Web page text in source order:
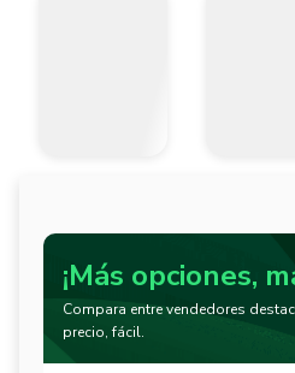
¡Más opciones,
Compara entre vendedores
precio, fácil.